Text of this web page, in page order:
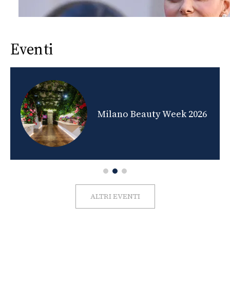
Eventi
Milano Beauty Week 2026
ALTRI EVENTI